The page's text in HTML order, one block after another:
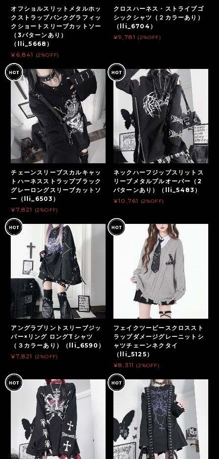
オフショルスリットメタルホッ
クストラップパンクグラフィッ
クショートスリーブカットソー
（3パターンあり）
（lli_5668）
¥6,841
(2%OFF)
クロスハーネス・ストライプゴ
シックシャツ（２カラーあり）
（lli_6704）
¥9,781 (2%OFF)
チェーンスリーブスカルキャッ
トハーネスストラップブラック
グレーロングスリーブカットソ
ー（lli_6503）
¥7,821
(2%OFF)
ネックハーフジップスリットス
リーブメタルプルオーバー（2
パターンあり）（lli_5483）
¥10,761
(2%OFF)
アングラプリントスリーブジッ
パー×リング ロングTシャツ
（３カラーあり）（lli_6590）
¥7,821
(2%OFF)
フェイクツーピースクロススト
ラップダメージグレーニットシ
ャツチェーンネクタイ
（lli_5125）
¥8,311 (2%OFF)